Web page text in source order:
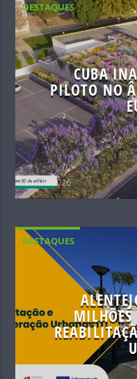
DESTAQUES
CUBA
PILOTO NO
07/08/2026
DESTAQUES
MILHÕES